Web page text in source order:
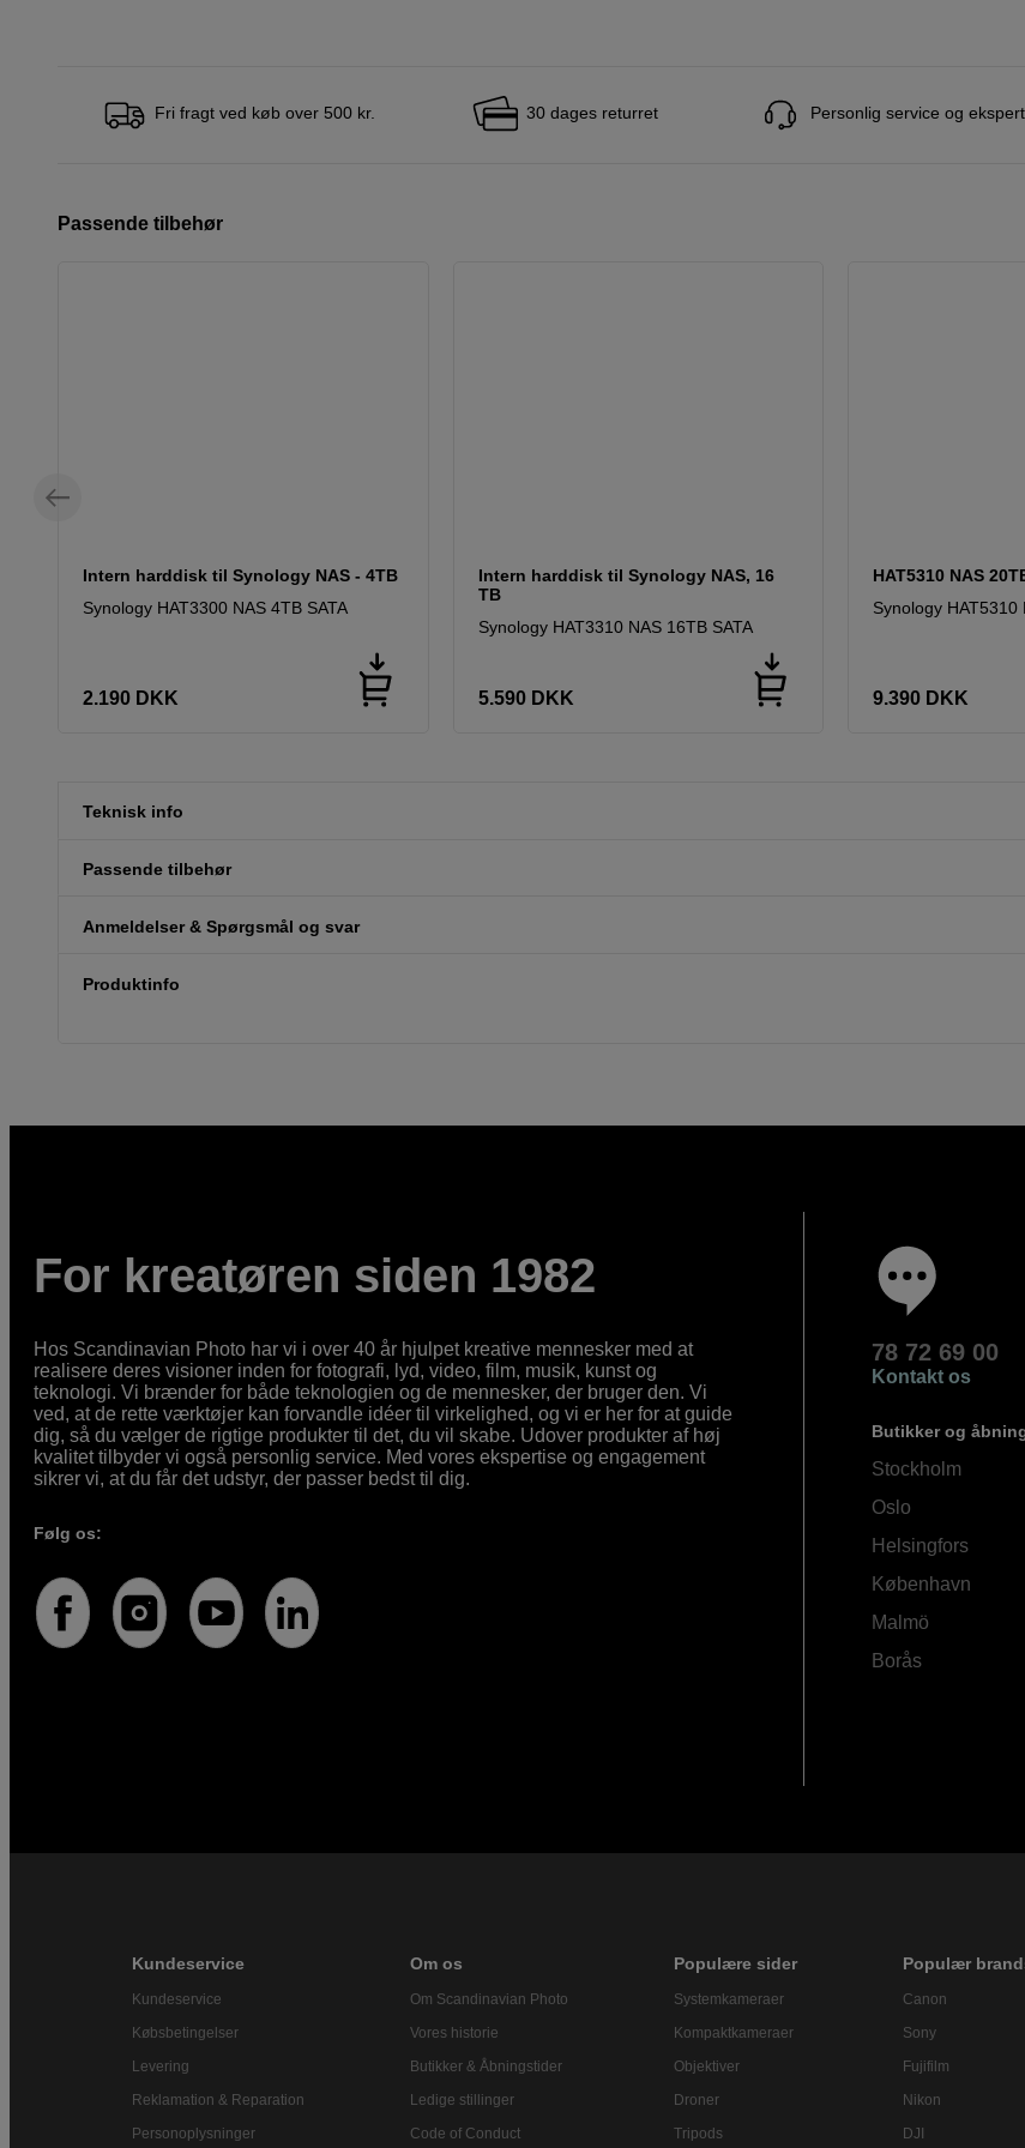
Fri fragt ved køb over 500 kr. 30 dages returret Personlig service og
Passende tilbehør
Intern harddisk til Synology NAS - 4TB
Synology HAT3300 NAS 4TB SATA
2.190 DKK
Intern harddisk til Synology NAS, 16
TB
Synology HAT3310 NAS 16TB SATA
5.590 DKK
HAT5310 NAS
Synology HAT5310
9.390 DKK
Teknisk info
Passende tilbehør
Anmeldelser & Spørgsmål og svar
Produktinfo
For kreatøren siden 1982
Hos Scandinavian Photo har vi i over 40 år hjulpet kreative mennesker med at
realisere deres visioner inden for fotografi, lyd, video, film, musik, kunst og
teknologi. Vi brænder for både teknologien og de mennesker, der bruger den. Vi
ved, at de rette værktøjer kan forvandle idéer til virkelighed, og vi er her for at guide
dig, så du vælger de rigtige produkter til det, du vil skabe. Udover produkter af høj
kvalitet tilbyder vi også personlig service. Med vores ekspertise og engagement
sikrer vi, at du får det udstyr, der passer bedst til dig.
Følg os:
78 72 69 00
Kontakt os
Butikker og
Stockholm
Oslo
Helsingfors
København
Malmö
Borås
Kundeservice
Kundeservice
Købsbetingelser
Levering
Reklamation & Reparation
Personoplysninger
Om os
Om Scandinavian Photo
Vores historie
Butikker & Åbningstider
Ledige stillinger
Code of Conduct
Populære sider
Systemkameraer
Kompaktkameraer
Objektiver
Droner
Tripods
Populær
Canon
Sony
Fujifilm
Nikon
DJI